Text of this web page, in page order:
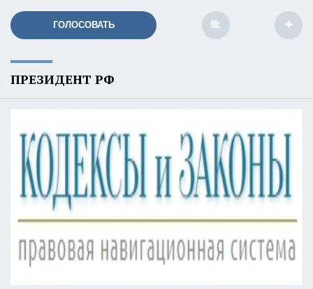
ГОЛОСОВАТЬ
ПРЕЗИДЕНТ РФ